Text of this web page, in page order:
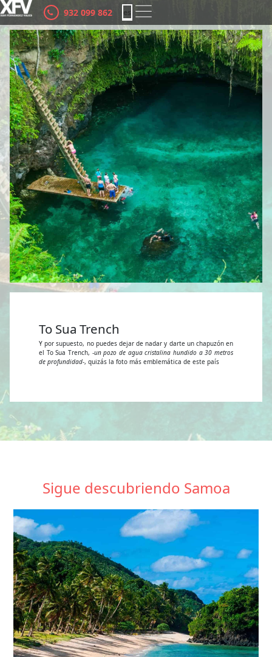
932 099 862
es
ca
To Sua Trench
Y por supuesto, no puedes dejar de nadar y darte un chapuzón en
el To Sua Trench, -un pozo de agua cristalina hundido a 30 metros
de profundidad-, quizás la foto más emblemática de este país
Sigue descubriendo Samoa